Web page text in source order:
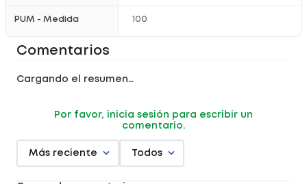
PUM - Medida 100
Comentarios
Cargando el resumen…
Por favor, inicia sesión para escribir un
comentario.
Más reciente Todos